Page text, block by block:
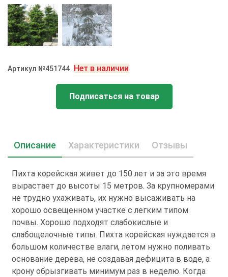
Артикул №451744 Нет в наличии
Подписаться на товар
Описание Характеристики Отзывы
Пихта корейская живет до 150 лет и за это время
вырастает до высоты 15 метров. За крупномерами
не трудно ухаживать, их нужно высаживать на
хорошо освещенном участке с легким типом
почвы. Хорошо подходят слабокислые и
слабощелочные типы. Пихта корейская нуждается в
большом количестве влаги, летом нужно поливать
основание дерева, не создавая дефицита в воде, а
крону обрызгивать минимум раз в неделю. Когда